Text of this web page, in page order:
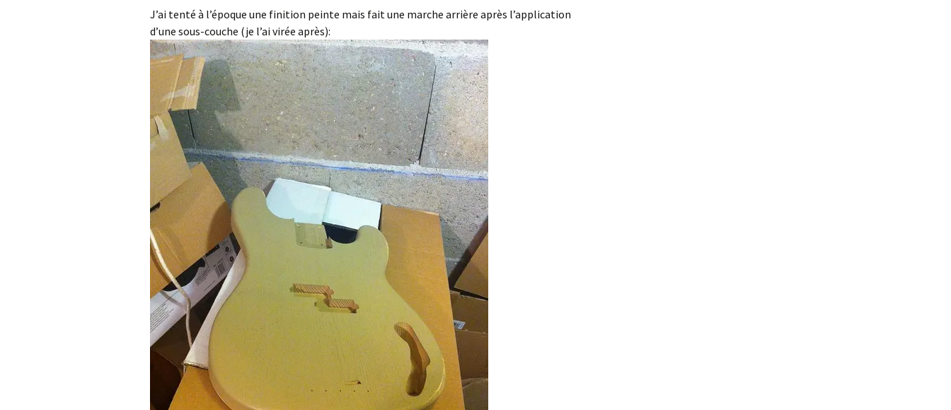
J’ai tenté à l’époque une finition peinte mais fait une marche arrière après l’application
d’une sous-couche (je l’ai virée après):